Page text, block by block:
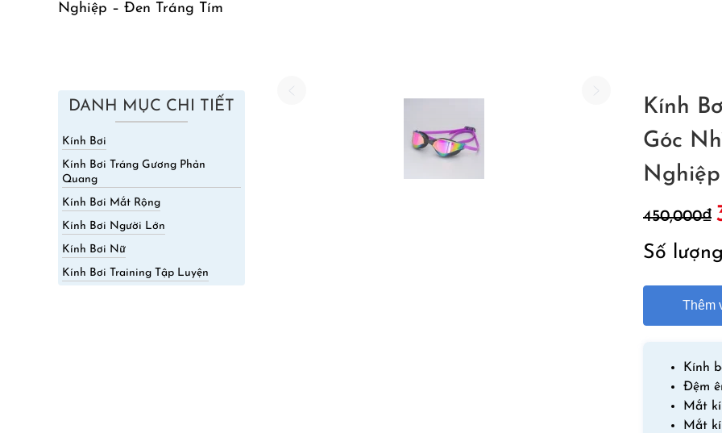
Nghiệp – Đen Tráng Tím
DANH MỤC CHI TIẾT
Kính Bơi
Kính Bơi Tráng Gương Phản
Quang
Kính Bơi Mắt Rộng
Kính Bơi Người Lớn
Kính Bơi Nữ
Kính Bơi Training Tập Luyện
Kính
Góc
450,000₫
Số lượng
Thêm
Kính
Đệm
Mắt
Mắt